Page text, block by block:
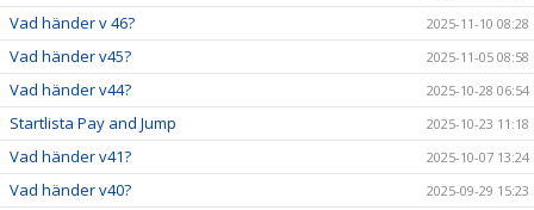
Vad händer v 46? 2025-11-10 08:28
Vad händer v45? 2025-11-05 08:58
Vad händer v44? 2025-10-28 06:54
Startlista Pay and Jump 2025-10-23 11:18
Vad händer v41? 2025-10-07 13:24
Vad händer v40? 2025-09-29 15:23